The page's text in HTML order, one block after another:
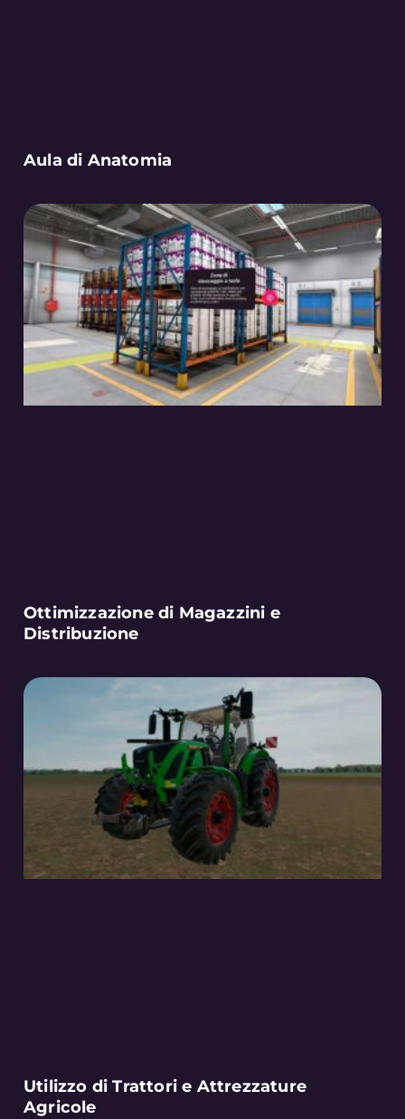
Aula di Anatomia
Ottimizzazione di Magazzini e
Distribuzione
Utilizzo di Trattori e Attrezzature
Agricole